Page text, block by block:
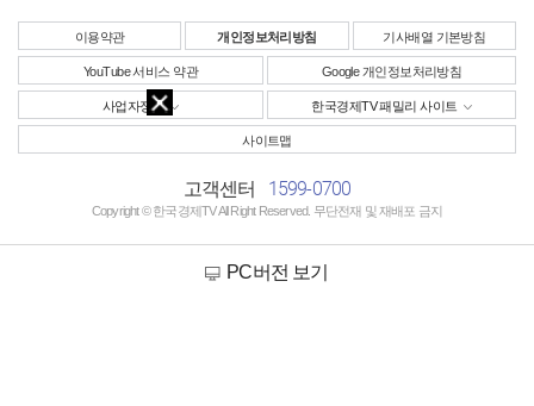
이용약관 개인정보처리방침 기사배열 기본방침
YouTube 서비스 약관 Google 개인정보처리방침
사업자정보 한국경제TV 패밀리 사이트
사이트맵
고객센터 1599-0700
Copyright © 한국경제TV All Right Reserved. 무단전재 및 재배포 금지
PC버전 보기